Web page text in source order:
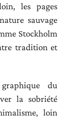
les pages
sauvage
Stockholm
tradition et
du
la sobriété
loin